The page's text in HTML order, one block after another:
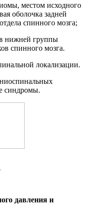
местом исходного
оболочка задней
спинного мозга;
нижней группы
спинного мозга.
локализации.
синдромы.
давления и